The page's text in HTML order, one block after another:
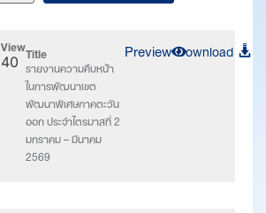
View
40 Title
รายงานความคืบหน้า
ในการพัฒนาเขต
พัฒนาพิเศษภาคตะวัน
ออก ประจำไตรมาสที่ 2
มกราคม – มีนาคม
2569
PreviewDownload